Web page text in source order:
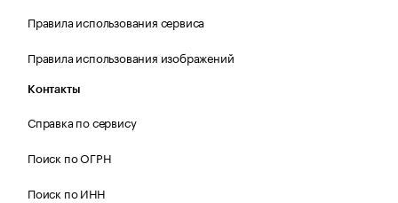
Правила использования сервиса
Правила использования изображений
Контакты
Справка по сервису
Поиск по ОГРН
Поиск по ИНН